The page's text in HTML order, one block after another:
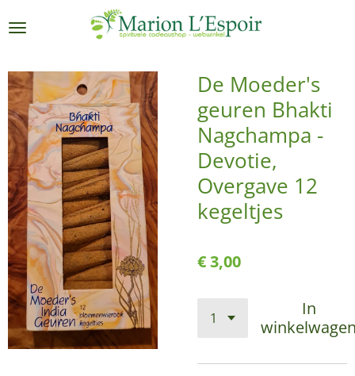
direct
de
hoofdinhoud
De Moeder's
geuren Bhakti
Nagchampa -
Devotie,
Overgave 12
kegeltjes
€ 3,00
In